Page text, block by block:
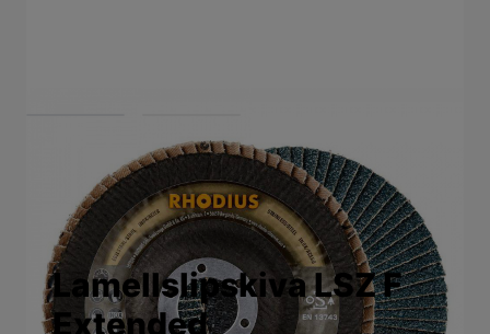
Lamellslipskiva LSZ F
Extended